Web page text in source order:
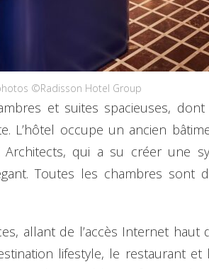
©Radisson Hotel Group
et suites spacieuses,
L’hôtel occupe un ancien
qui a su créer une
Toutes les chambres sont
allant de l’accès Internet
lifestyle, le restaurant